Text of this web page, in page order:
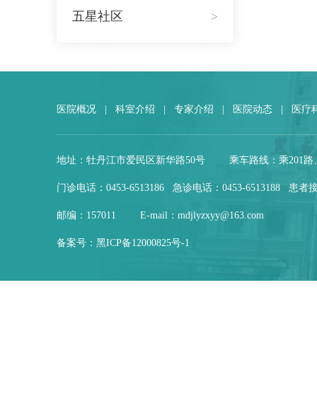
五星社区 >
医院概况 科室介绍 专家介绍 医院动态 医疗
地址：牡丹江市爱民区新华路50号 乘车路线：乘201
门诊电话：0453-6513186 急诊电话：0453-6513188 患者
邮编：157011 E-mail：mdjlyzxyy@163.com
备案号： 黑ICP备12000825号-1